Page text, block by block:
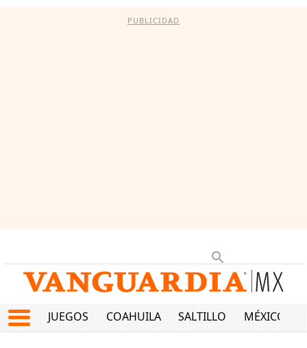
PUBLICIDAD
JUEGOS COAHUILA SALTILLO MÉXICO